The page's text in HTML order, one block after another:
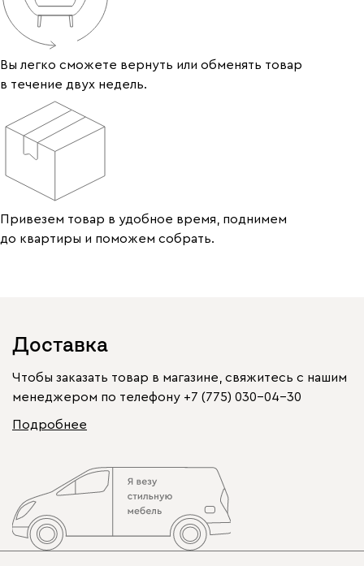
Вы легко сможете вернуть или обменять товар
в течение двух недель.
Привезем товар в удобное время, поднимем
до квартиры и поможем собрать.
Доставка
Чтобы заказать товар в магазине, свяжитесь с нашим
менеджером по телефону +7 (775) 030-04-30
Подробнее